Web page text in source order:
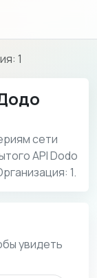
1
сети
API Dodo
1.
увидеть